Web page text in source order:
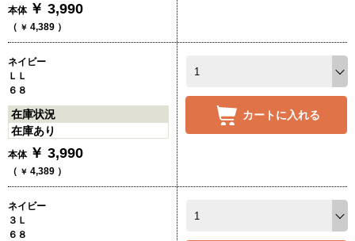
本体 ￥ 3,990
（ ￥ 4,389 ）
ネイビー
ＬＬ
６８
在庫状況
在庫あり
本体 ￥ 3,990
（ ￥ 4,389 ）
カートに入れる
ネイビー
３Ｌ
６８